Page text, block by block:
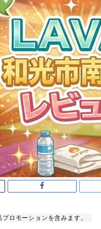
ロモーションを含みます。